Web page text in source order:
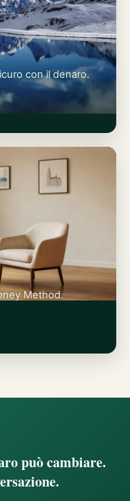
con il denaro.
Method.
può cambiare.